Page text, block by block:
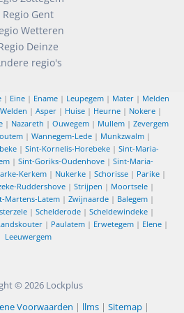
Regio Gent
Wetteren
Deinze
regio's
| Eine | Ename | Leupegem | Mater | Melden
Welden | Asper| Huise| Heurne| Nokere|
| Nazareth | Ouwegem| Mullem| Zevergem
| Wannegem-Lede| Munkzwalm|
| Sint-Kornelis-Horebeke | Sint-Maria-
| Sint-Goriks-Oudenhove| Sint-Maria-
Kerkem| Nukerke| Schorisse| Parike|
Ruddershove| Strijpen | Moortsele|
Martens-Latem| Zwijnaarde| Balegem|
| Schelderode | Scheldewindeke |
| Paulatem | Erwetegem | Elene |
Leeuwergem
© 2026 Lockplus
Voorwaarden | llms| Sitemap|